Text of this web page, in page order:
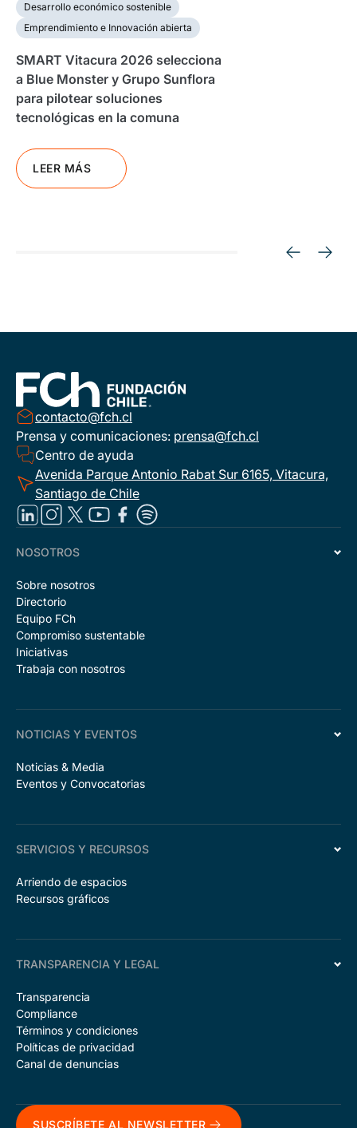
Desarrollo económico sostenible
Emprendimiento e Innovación abierta
SMART Vitacura 2026 selecciona
a Blue Monster y Grupo Sunflora
para pilotear soluciones
tecnológicas en la comuna
LEER MÁS
contacto@fch.cl
Prensa y comunicaciones: prensa@fch.cl
Centro de ayuda
Avenida Parque Antonio Rabat Sur 6165, Vitacura,
Santiago de Chile
NOSOTROS
Sobre nosotros
Directorio
Equipo FCh
Compromiso sustentable
Iniciativas
Trabaja con nosotros
NOTICIAS Y EVENTOS
Noticias & Media
Eventos y Convocatorias
SERVICIOS Y RECURSOS
Arriendo de espacios
Recursos gráficos
TRANSPARENCIA Y LEGAL
Transparencia
Compliance
Términos y condiciones
Políticas de privacidad
Canal de denuncias
SUSCRÍBETE AL NEWSLETTER